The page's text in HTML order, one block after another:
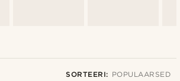
SORTEERI: POPULAARSED